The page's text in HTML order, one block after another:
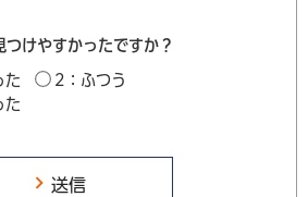
つけやすかったですか？
た
2：ふつう
た